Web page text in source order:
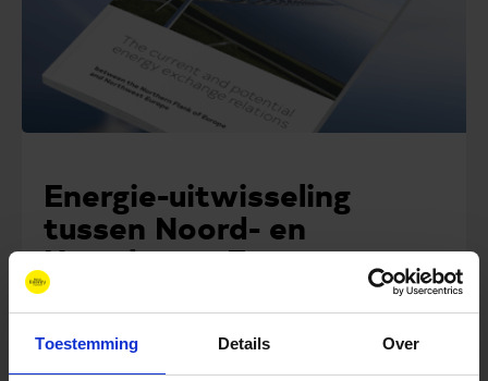
Toestemming Details Over
Energie-uitwisseling
tussen Noord- en
Noordwest-Europa
Whitepaper